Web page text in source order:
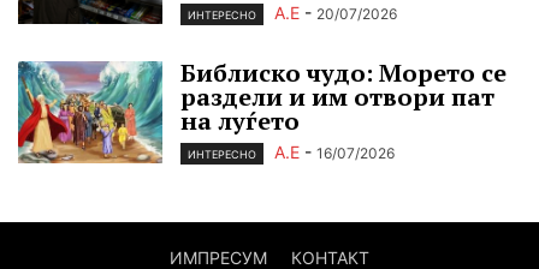
ИНТЕРЕСНО А.Е - 20/07/2026
Библиско чудо: Морето се
раздели и им отвори пат
на луѓето
ИНТЕРЕСНО А.Е - 16/07/2026
ИМПРЕСУМ КОНТАКТ